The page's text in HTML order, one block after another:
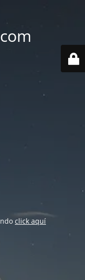
click aquí